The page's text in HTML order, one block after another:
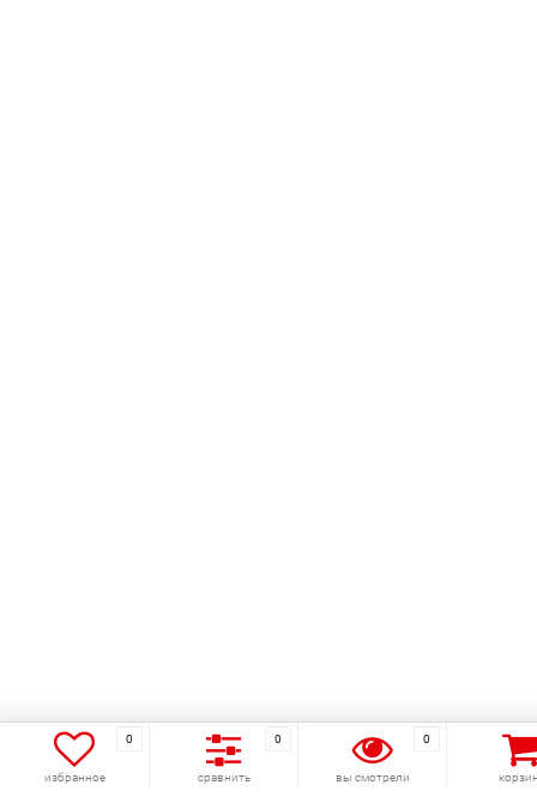
0
избранное
0
сравнить
0
вы смотрели